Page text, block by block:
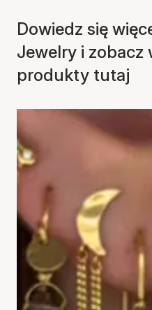
Dowiedz się
Jewelry i zobacz
produkty tutaj